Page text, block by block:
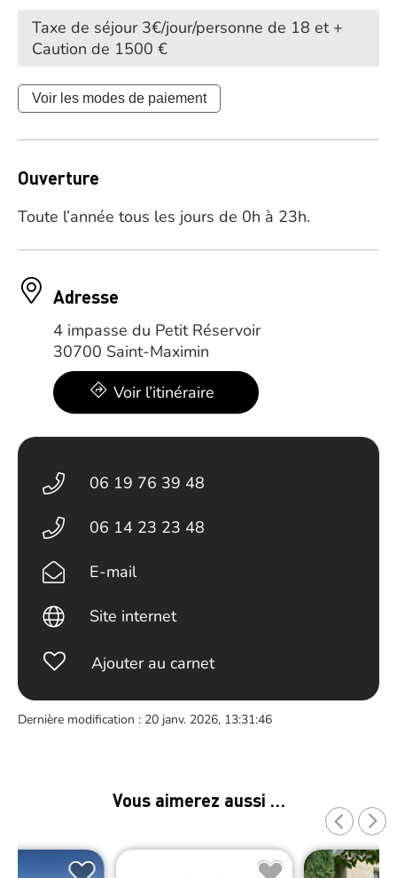
Taxe de séjour 3€/jour/personne de 18 et +
Caution de 1500 €
Voir les modes de paiement
Ouverture
Toute l’année tous les jours de 0h à 23h.
Adresse
4 impasse du Petit Réservoir
30700 Saint-Maximin
Voir l’itinéraire
06 19 76 39 48
06 14 23 23 48
E-mail
Site internet
Ajouter au carnet
Dernière modification : 20 janv. 2026, 13:31:46
Vous aimerez aussi …